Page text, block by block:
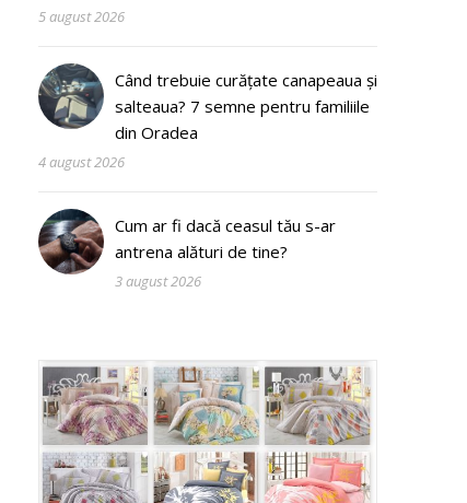
5 august 2026
Când trebuie curățate canapeaua și
salteaua? 7 semne pentru familiile
din Oradea
4 august 2026
Cum ar fi dacă ceasul tău s-ar
antrena alături de tine?
3 august 2026